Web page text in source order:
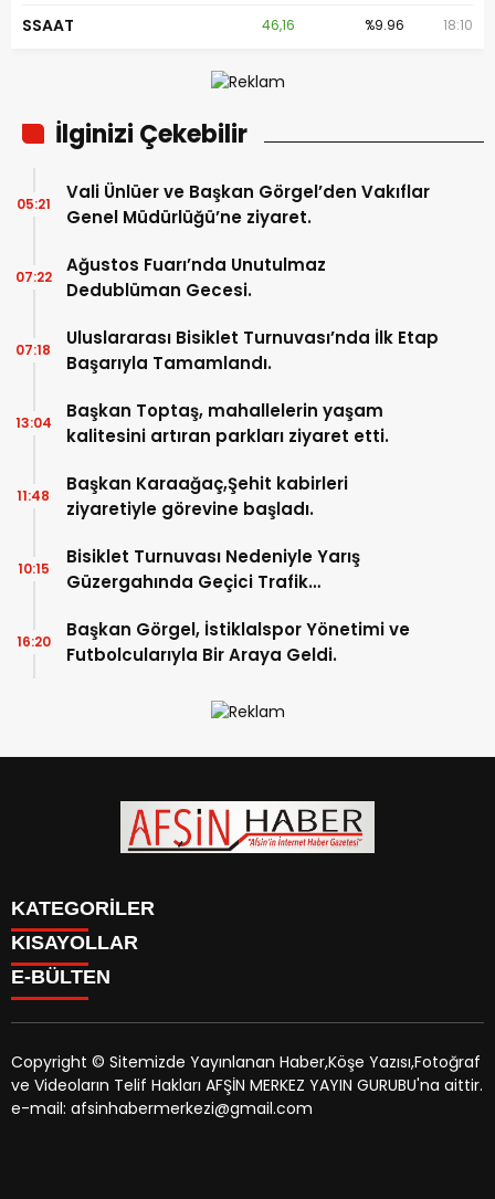
SSAAT 46,16 %9.96 18:10
İlginizi Çekebilir
Vali Ünlüer ve Başkan Görgel’den Vakıflar
Genel Müdürlüğü’ne ziyaret.
05:21
Ağustos Fuarı’nda Unutulmaz
Dedublüman Gecesi.
07:22
Uluslararası Bisiklet Turnuvası’nda İlk Etap
Başarıyla Tamamlandı.
07:18
Başkan Toptaş, mahallelerin yaşam
kalitesini artıran parkları ziyaret etti.
13:04
Başkan Karaağaç,Şehit kabirleri
ziyaretiyle görevine başladı.
11:48
Bisiklet Turnuvası Nedeniyle Yarış
Güzergahında Geçici Trafik
10:15
Başkan Görgel, İstiklalspor Yönetimi ve
Futbolcularıyla Bir Araya Geldi.
16:20
KATEGORİLER
SİYASET
EĞİTİM
MAGAZİN
MANŞETLER
ÖZEL HABER
KISAYOLLAR
SİYASET
EĞİTİM
KÜLTÜR SANAT
MAGAZİN
MANŞETLER
E-BÜLTEN
afsinhaber.com e-bültenine abone olarak, tarafınıza haber,
duyuru ve kampanya içerikli e-postaların gönderilmesini
Copyright © Sitemizde Yayınlanan Haber,Köşe Yazısı,Fotoğraf
ve Videoların Telif Hakları AFŞİN MERKEZ YAYIN GURUBU'na aittir.
e-mail: afsinhabermerkezi@gmail.com